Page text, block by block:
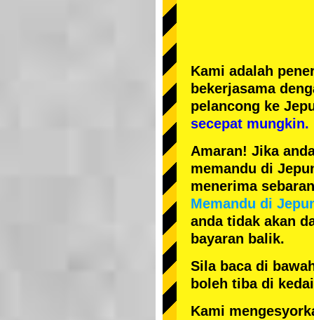
Kami adalah
bekerjasama
pelancong ke
secepat mungkin.
Amaran! Jika
memandu di
menerima
Memandu di
anda tidak akan
bayaran balik.
Sila baca di
boleh tiba di
Kami